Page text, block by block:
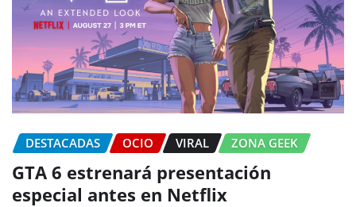
DESTACADAS OCIO VIRAL ZONA GEEK
GTA 6 estrenará presentación
especial antes en Netflix